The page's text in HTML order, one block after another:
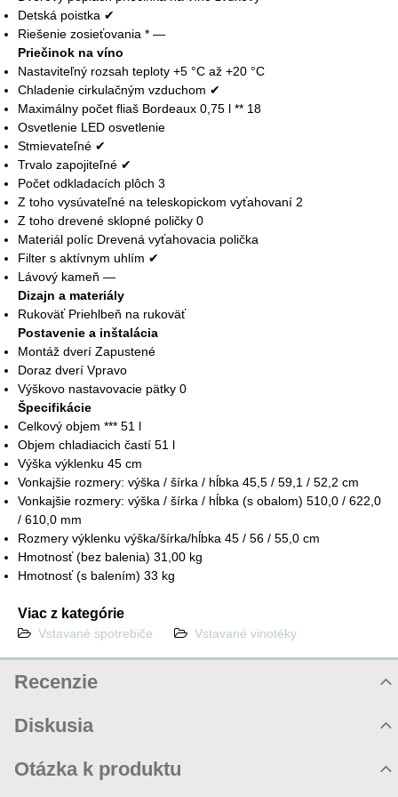
Detská poistka ✔
Riešenie zosieťovania * —
Priečinok na víno
Nastaviteľný rozsah teploty +5 °C až +20 °C
Chladenie cirkulačným vzduchom ✔
Maximálny počet fliaš Bordeaux 0,75 l ** 18
Osvetlenie LED osvetlenie
Stmievateľné ✔
Trvalo zapojiteľné ✔
Počet odkladacích plôch 3
Z toho vysúvateľné na teleskopickom vyťahovaní 2
Z toho drevené sklopné poličky 0
Materiál políc Drevená vyťahovacia polička
Filter s aktívnym uhlím ✔
Lávový kameň —
Dizajn a materiály
Rukoväť Priehlbeň na rukoväť
Postavenie a inštalácia
Montáž dverí Zapustené
Doraz dverí Vpravo
Výškovo nastavovacie pätky 0
Špecifikácie
Celkový objem *** 51 l
Objem chladiacich častí 51 l
Výška výklenku 45 cm
Vonkajšie rozmery: výška / šírka / hĺbka 45,5 / 59,1 / 52,2 cm
Vonkajšie rozmery: výška / šírka / hĺbka (s obalom) 510,0 / 622,0
/ 610,0 mm
Rozmery výklenku výška/šírka/hĺbka 45 / 56 / 55,0 cm
Hmotnosť (bez balenia) 31,00 kg
Hmotnosť (s balením) 33 kg
Viac z kategórie
Vstavané spotrebiče Vstavané vinotéky
Recenzie
Diskusia
Zatiaľ nie sú žiadne komentáre! Buďte prvý!
Otázka k produktu